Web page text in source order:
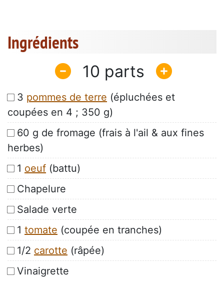
Ingrédients
10
3 pommes de terre (épluchées et
coupées en 4 ; 350 g)
60 g de fromage (frais à l'ail & aux fines
herbes)
1 oeuf (battu)
Chapelure
Salade verte
1 tomate (coupée en tranches)
1/2 carotte (râpée)
Vinaigrette